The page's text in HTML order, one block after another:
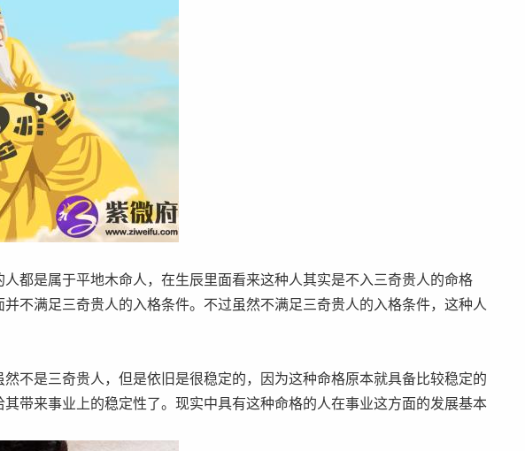
都是属于平地木命人，在生辰里面看来这种人其实是不入三奇贵人的命格
不满足三奇贵人的入格条件。不过虽然不满足三奇贵人的入格条件，这种人
不是三奇贵人，但是依旧是很稳定的，因为这种命格原本就具备比较稳定的
带来事业上的稳定性了。现实中具有这种命格的人在事业这方面的发展基本